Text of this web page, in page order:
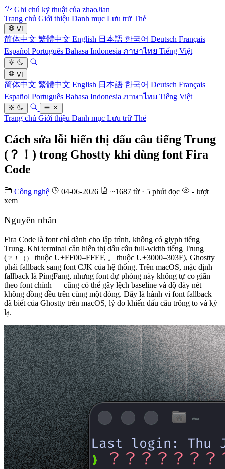
Ghi chú kỹ thuật của zhaoJian
Trang chủ Giới thiệu Danh mục Lưu trữ Thẻ
VI
简体中文 繁體中文 English 日本語 한국어 Deutsch Français
Español Português Bahasa Indonesia ภาษาไทย Tiếng Việt
VI
简体中文 繁體中文 English 日本語 한국어 Deutsch Français
Español Português Bahasa Indonesia ภาษาไทย Tiếng Việt
Trang chủ Giới thiệu Danh mục Lưu trữ Thẻ
Cách sửa lỗi hiển thị dấu câu tiếng Trung
(？！) trong Ghostty khi dùng font Fira
Code
Công nghệ 04-06-2026 ~1687 từ · 5 phút đọc - lượt
xem
Nguyên nhân
Fira Code là font chỉ dành cho lập trình, không có glyph tiếng
Trung. Khi terminal cần hiển thị dấu câu full-width tiếng Trung
( ？！（） thuộc U+FF00–FFEF, 。
thuộc U+3000–303F), Ghostty
phải fallback sang font CJK của hệ thống. Trên macOS, mặc định
fallback là PingFang, nhưng font dự phòng này không tự co giãn
theo font chính — cũng có thể gây lệch baseline và độ dày nét
không đồng đều trên cùng một dòng. Đây là hành vi font fallback
đã biết của Ghostty trên macOS, lý do khiến dấu câu trông to và kỳ
lạ.